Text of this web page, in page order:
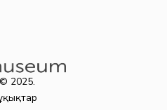
2025.